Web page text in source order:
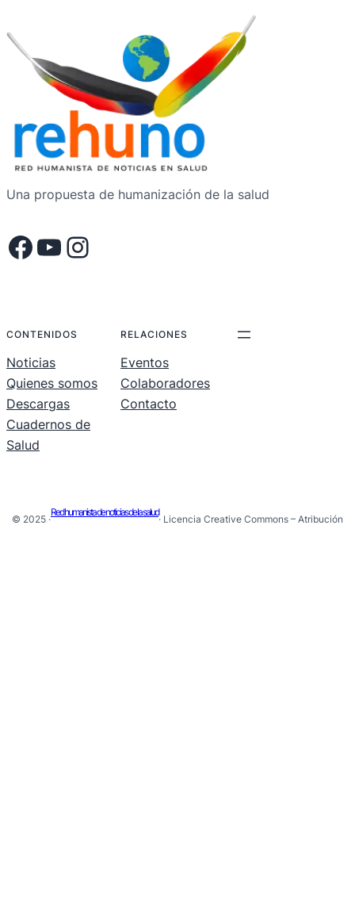
Una propuesta de humanización de la salud
Facebook YouTube Instagram
CONTENIDOS
Noticias
Quienes somos
Descargas
Cuadernos de
Salud
RELACIONES
Eventos
Colaboradores
Contacto
© 2025 ·
Red humanista de noticias de la salud
· Licencia Creative Commons – Atribución